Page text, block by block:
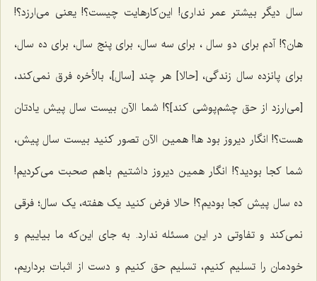
سال دیگر بیشتر عمر نداری! این‌کارهایت چیست؟! یعنی می‌ارزد؟!
هان؟! آدم برای دو سال ، برای سه سال، برای پنج سال، برای ده سال،
برای پانزده سال زندگی، [حالا] هر چند [سال]، بالأخره فرق نمی‌کند،
[می‌ارزد از حق چشم‌پوشی کند]؟! شما الآن بیست سال پیش یادتان
هست؟! انگار دیروز بود ها! همین الآن تصور کنید بیست سال پیش،
شما کجا بودید؟! انگار همین دیروز داشتیم با هم صحبت می‌کردیم!
ده سال پیش کجا بودیم؟! حالا فرض کنید یک هفته، یک سال؛ فرقی
نمی‌کند و تفاوتی در این مسئله ندارد. به جای این‌که ما بیاییم و
خودمان را تسلیم کنیم، تسلیم حق کنیم و دست از اثبات برداریم،